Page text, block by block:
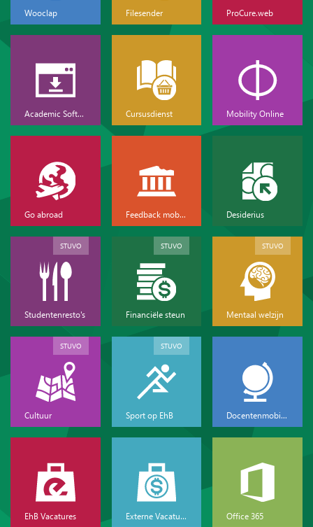
Wooclap Filesender ProCure.web
Academic Software Cursusdienst Mobility Online
Go abroad Feedback mobiliteit Desiderius
Studentenresto's
STUVO
Financiële steun
STUVO
Mentaal welzijn
STUVO
Cultuur
STUVO
Sport op EhB
STUVO
Docentenmobiliteit
EhB Vacatures Externe Vacatures Office 365